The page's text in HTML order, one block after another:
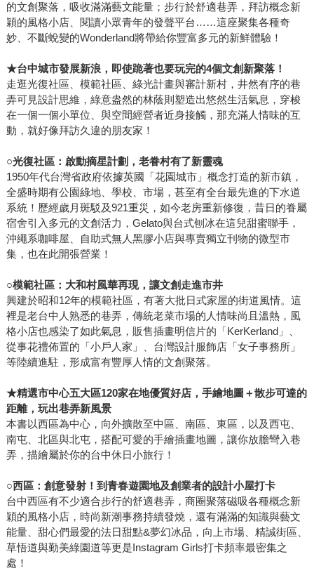
的文創聚落，吸收滿滿藝文能量；步行於舒適巷弄，拜訪概念新
穎的風格小店、閱讀小眾青年的發聲平台……這座聚集各種奇
妙、不斷蛻變的Wonderland將帶給你豐富多元的新鮮體驗！
★台中城市發展新浪，即使跪著也要玩完的4個文創新聚落！
走逛光復社區、模範社區、綠光計畫與審計新村，井然有序的巷
弄可見設計思維，綠意盎然的林蔭則塑造出悠然生活氣息，穿梭
在一個一個小單位、與空間經營者近身接觸，那充滿人情味的互
動，就好像拜訪久違的朋友家！
○光復社區：啟動摘星計劃，老眷村有了新靈魂
1950年代台灣省政府依據英國「花園城市」概念打造的新市鎮，
全盛時期有公園綠地、學校、市場，甚至有全台最先進的下水道
系統！歷經歲月斑駁及921重災，如今老房重新修復，昔日的眷屬
宿舍引入多元的文創活力，Gelato與台式刨冰在這兒甜蜜聯手，
沖繩系咖啡屋、自助式無人黑膠小店與專賣獨立刊物的微型市
集，也在此開張營業！
○模範社區：大和村風華再現，讓文創走進市井
興建於昭和12年的模範社區，有著大批日式家屋的街道風情。這
裡是老台中人熟悉的巷弄，傳統老菜市場的人情味尚且溫熱，風
格小店也感染了如此氣息，販售插畫明信片的「KerKerland」、
從事花禮佈置的「小戶人家」、台灣設計服飾店「女子事務所」
等陸續進駐，形成富有豐厚人情的文創聚落。
★精選市中心五大區120家在地優質好店，手繪地圖＋散步可達的
距離，玩出巷弄新風景
本書以西區為中心，向外擴散至中區、南區、東區，以及西屯、
南屯、北區與北屯，搭配可愛的手繪插畫地圖，讓你放膽彎入巷
弄，描繪屬於你的台中休日小旅行！
○西區：創意發射！到青春遊園地及創業者的設計小屋打卡
台中西區有不少適合步行的舒適巷弄，商圈聚落磁吸各種概念新
穎的風格小店，時尚新潮事務持續發燒，還有滿滿的知識與藝文
能量、甜心們最愛的法日甜點&夢幻冰品，向上市場、精誠街區、
草悟道與勤美綠園道等更是Instagram Girls打卡頻率最密集之
處！